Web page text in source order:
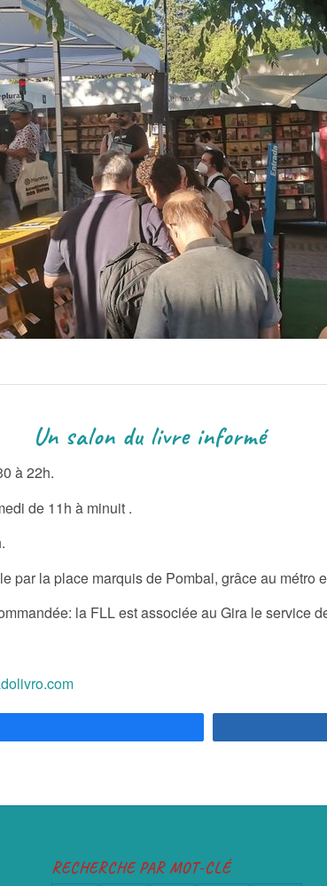
informé
à 22h.
de 11h à minuit .
par la place marquis de Pombal, grâce au métro
la FLL est associée au Gira le service
RECHERCHE PAR MOT-CLÉ